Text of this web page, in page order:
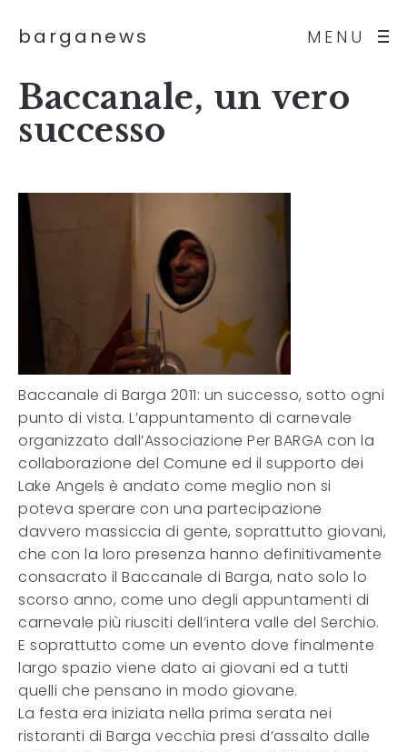
MENU
barganews
Baccanale, un vero
successo
Baccanale di Barga 2011: un successo, sotto ogni
punto di vista. L’appuntamento di carnevale
organizzato dall’Associazione Per BARGA con la
collaborazione del Comune ed il supporto dei
Lake Angels è andato come meglio non si
poteva sperare con una partecipazione
davvero massiccia di gente, soprattutto giovani,
che con la loro presenza hanno definitivamente
consacrato il Baccanale di Barga, nato solo lo
scorso anno, come uno degli appuntamenti di
carnevale più riusciti dell’intera valle del Serchio.
E soprattutto come un evento dove finalmente
largo spazio viene dato ai giovani ed a tutti
quelli che pensano in modo giovane.
La festa era iniziata nella prima serata nei
ristoranti di Barga vecchia presi d’assalto dalle